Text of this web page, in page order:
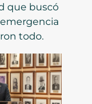
que buscó
todo.